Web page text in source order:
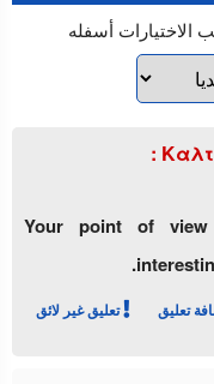
الاختيارات أسفله
:
Your point of
تعليق تعليق غير لائق